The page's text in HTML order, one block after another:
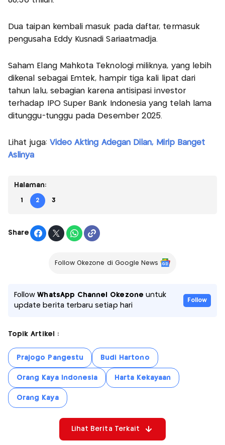
Dua taipan kembali masuk pada daftar, termasuk
pengusaha Eddy Kusnadi Sariaatmadja.
Saham Elang Mahkota Teknologi miliknya, yang lebih
dikenal sebagai Emtek, hampir tiga kali lipat dari
tahun lalu, sebagian karena antisipasi investor
terhadap IPO Super Bank Indonesia yang telah lama
ditunggu-tunggu pada Desember 2025.
Lihat juga: Video Akting Adegan Dilan, Mirip Banget
Aslinya
Halaman:
1 2 3
Share
Follow Okezone di Google News
FollowWhatsApp Channel Okezone untuk
update berita terbaru setiap hari
Follow
Topik Artikel :
Prajogo Pangestu Budi Hartono
Orang Kaya Indonesia Harta Kekayaan
Orang Kaya
Lihat Berita Terkait